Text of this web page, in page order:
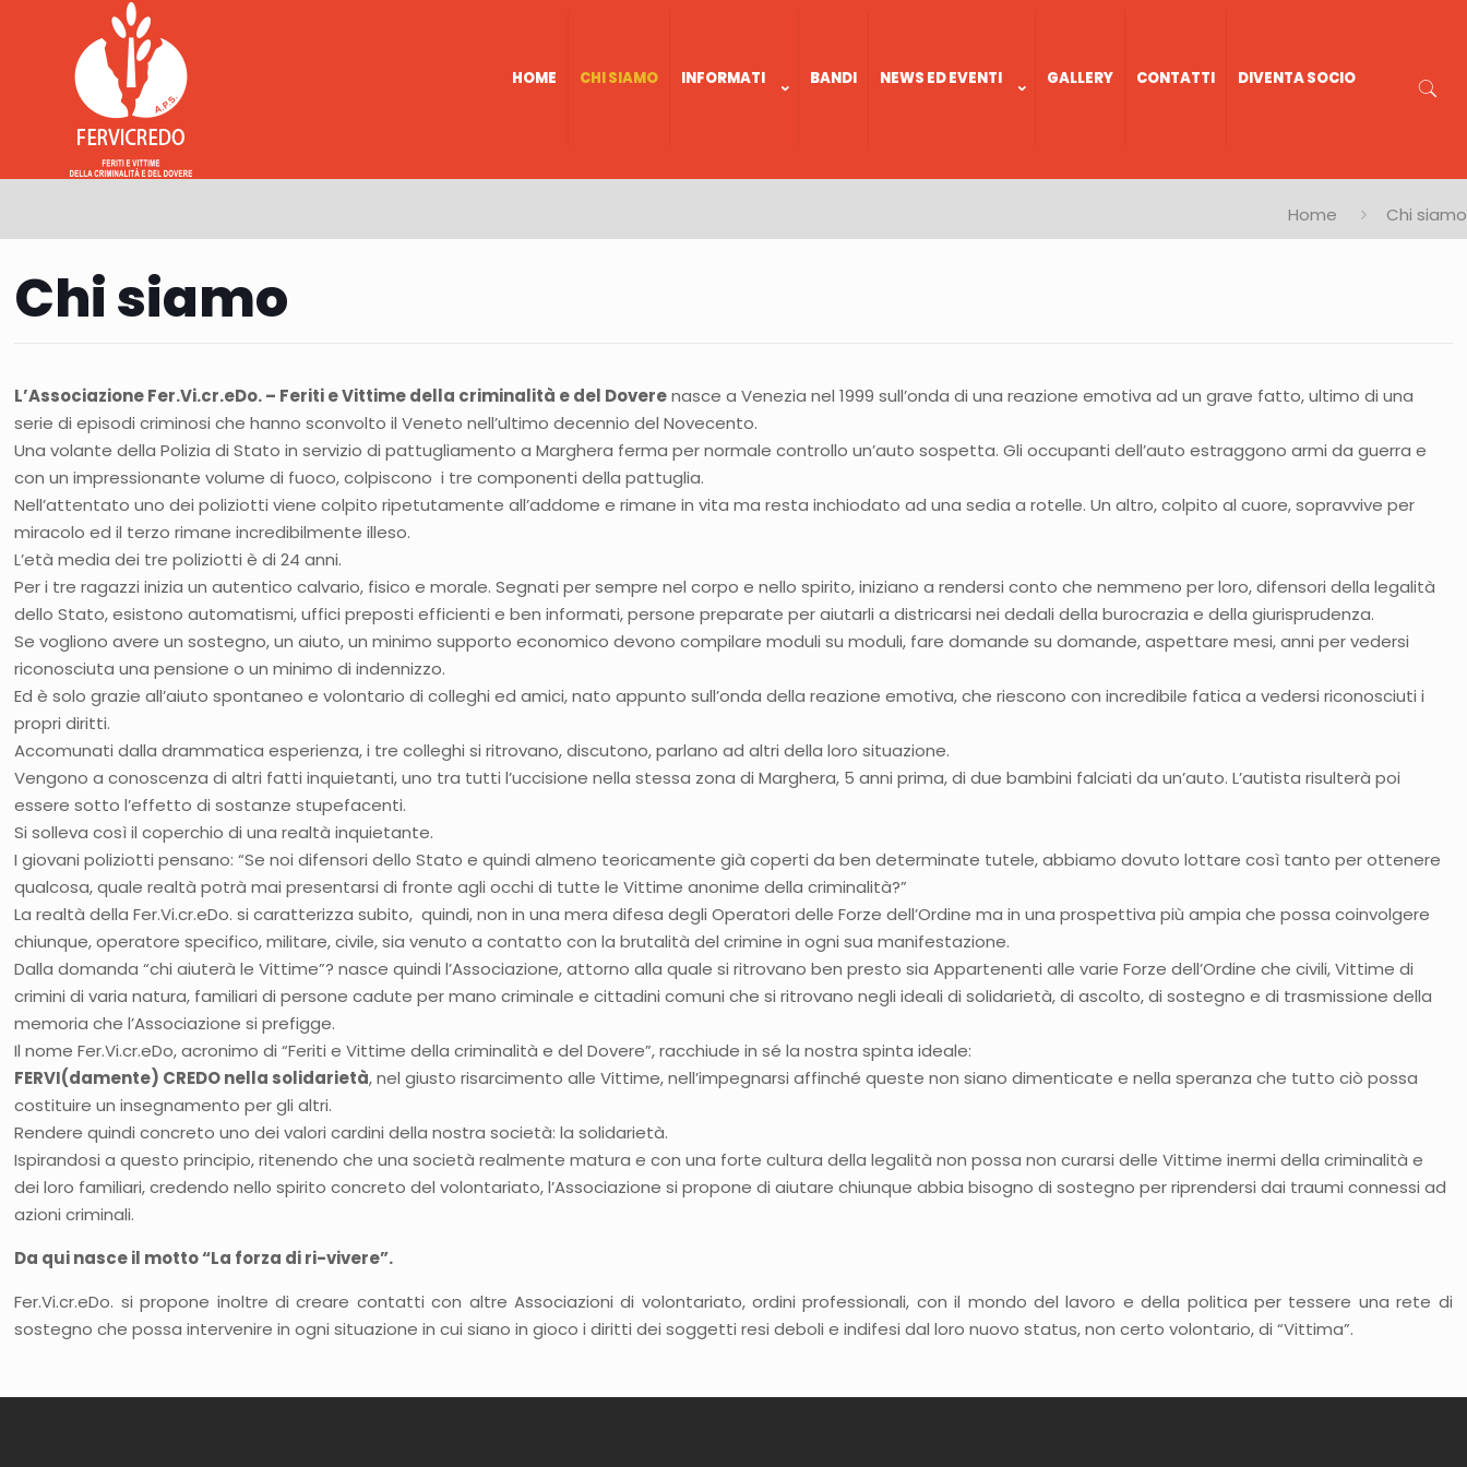
HOME CHI SIAMO INFORMATI BANDI NEWS ED EVENTI GALLERY CONTATTI DIVENTA SOCIO
Home Chi siamo
Chi siamo
L’Associazione Fer.Vi.cr.eDo. – Feriti e Vittime della criminalità e del Doverenasce a Venezia nel 1999 sull’onda di una reazione emotiva ad un grave fatto, ultimo di una
serie di episodi criminosi che hanno sconvolto il Veneto nell’ultimo decennio del Novecento.
Una volante della Polizia di Stato in servizio di pattugliamento a Marghera ferma per normale controllo un’auto sospetta. Gli occupanti dell’auto estraggono armi da guerra e
con un impressionante volume di fuoco, colpiscono i tre componenti della pattuglia.
Nell’attentato uno dei poliziotti viene colpito ripetutamente all’addome e rimane in vita ma resta inchiodato ad una sedia a rotelle. Un altro, colpito al cuore, sopravvive per
miracolo ed il terzo rimane incredibilmente illeso.
L’età media dei tre poliziotti è di 24 anni.
Per i tre ragazzi inizia un autentico calvario, fisico e morale. Segnati per sempre nel corpo e nello spirito, iniziano a rendersi conto che nemmeno per loro, difensori della legalità
dello Stato, esistono automatismi, uffici preposti efficienti e ben informati, persone preparate per aiutarli a districarsi nei dedali della burocrazia e della giurisprudenza.
Se vogliono avere un sostegno, un aiuto, un minimo supporto economico devono compilare moduli su moduli, fare domande su domande, aspettare mesi, anni per vedersi
riconosciuta una pensione o un minimo di indennizzo.
Ed è solo grazie all’aiuto spontaneo e volontario di colleghi ed amici, nato appunto sull’onda della reazione emotiva, che riescono con incredibile fatica a vedersi riconosciuti i
propri diritti.
Accomunati dalla drammatica esperienza, i tre colleghi si ritrovano, discutono, parlano ad altri della loro situazione.
Vengono a conoscenza di altri fatti inquietanti, uno tra tutti l’uccisione nella stessa zona di Marghera, 5 anni prima, di due bambini falciati da un’auto. L’autista risulterà poi
essere sotto l’effetto di sostanze stupefacenti.
Si solleva così il coperchio di una realtà inquietante.
I giovani poliziotti pensano: “Se noi difensori dello Stato e quindi almeno teoricamente già coperti da ben determinate tutele, abbiamo dovuto lottare così tanto per ottenere
qualcosa, quale realtà potrà mai presentarsi di fronte agli occhi di tutte le Vittime anonime della criminalità?”
La realtà della Fer.Vi.cr.eDo. si caratterizza subito, quindi, non in una mera difesa degli Operatori delle Forze dell’Ordine ma in una prospettiva più ampia che possa coinvolgere
chiunque, operatore specifico, militare, civile, sia venuto a contatto con la brutalità del crimine in ogni sua manifestazione.
Dalla domanda “chi aiuterà le Vittime”? nasce quindi l’Associazione, attorno alla quale si ritrovano ben presto sia Appartenenti alle varie Forze dell’Ordine che civili, Vittime di
crimini di varia natura, familiari di persone cadute per mano criminale e cittadini comuni che si ritrovano negli ideali di solidarietà, di ascolto, di sostegno e di trasmissione della
memoria che l’Associazione si prefigge.
Il nome Fer.Vi.cr.eDo, acronimo di “Feriti e Vittime della criminalità e del Dovere”, racchiude in sé la nostra spinta ideale:
FERVI(damente) CREDO nella solidarietà, nel giusto risarcimento alle Vittime, nell’impegnarsi affinché queste non siano dimenticate e nella speranza che tutto ciò possa
costituire un insegnamento per gli altri.
Rendere quindi concreto uno dei valori cardini della nostra società: la solidarietà.
Ispirandosi a questo principio, ritenendo che una società realmente matura e con una forte cultura della legalità non possa non curarsi delle Vittime inermi della criminalità e
dei loro familiari, credendo nello spirito concreto del volontariato, l’Associazione si propone di aiutare chiunque abbia bisogno di sostegno per riprendersi dai traumi connessi ad
azioni criminali.
Da qui nasce il motto “La forza di ri-vivere”.
Fer.Vi.cr.eDo. si propone inoltre di creare contatti con altre Associazioni di volontariato, ordini professionali, con il mondo del lavoro e della politica per tessere una rete di
sostegno che possa intervenire in ogni situazione in cui siano in gioco i diritti dei soggetti resi deboli e indifesi dal loro nuovo status, non certo volontario, di “Vittima”.